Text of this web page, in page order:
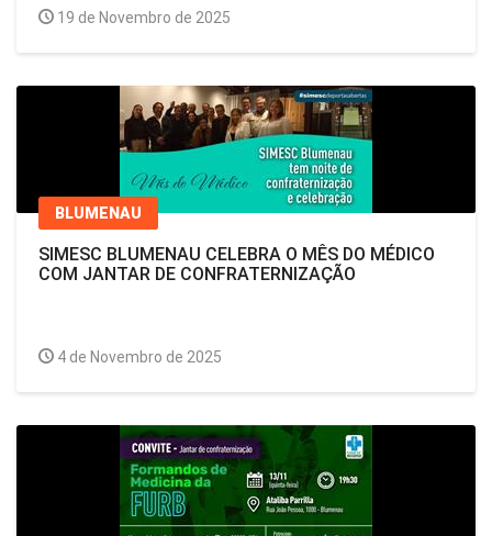
19 de Novembro de 2025
BLUMENAU
SIMESC BLUMENAU CELEBRA O MÊS DO MÉDICO
COM JANTAR DE CONFRATERNIZAÇÃO
4 de Novembro de 2025